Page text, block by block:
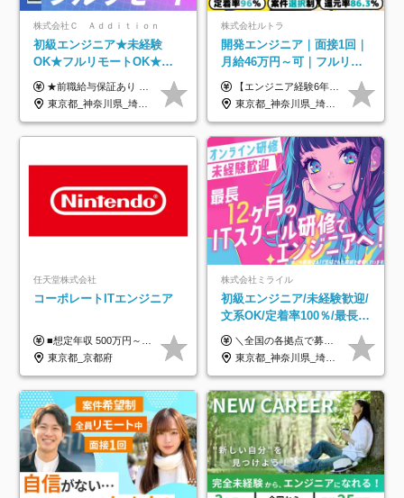
株式会社Ｃ Ａｄｄｉｔｉｏｎ
初級エンジニア★未経験
OK★フルリモートOK★月
給32万円～★残業月10h＆
年休120日以上★副業可
★前職給与保証あり ★月給32万円以上＋インセンティブあり 月給32万円以上＋インセンティブ＋各種手当 ※上記には固定残業代（月30時間・44,400円～）を含みます ※超過分は別途支給します ※試用期間はございません ★＼成果＝あなたの収入／★ 【1】案件単価ー8万円＝あなたの給与 参画したプロジェクトの案件単価から 一律8万円引いた金額があなたの給与です！ （月給例） ■1人称での構築・小規模な詳細設計 案件単価55万円ー8万円＝月給47万円（還元率85.5%） ■大型案件の設計・構築やプロジェクト管理 案件単価90万円ー8万円＝月給82万円（還元率91.1%） ‥‥‥‥‥‥‥‥‥‥‥‥‥‥‥‥‥‥ 【2】月給の他にも豊富なインセンティブあり 全員が月3～13万円のインセンティブをゲットしています！ ≪インセンティブ制度≫ 稼働している現場で増員・交代が発生し、 当社の人員を配属が決定した際に支給。 ◇C Addition正社員が参画 ：実粗利の10%／毎月 ◇協力会社所属の社員が参画：実粗利の30%／毎月 ≪リファラル制度≫ あなたの知り合いが当社のメンバーになった際に、 毎月1人あたり2万円支給します◎ ‥‥‥‥‥‥‥‥‥‥‥‥‥‥‥‥‥‥
東京都_神奈川県_埼玉県_千葉県_大阪府_愛知県_北海道_青森県_岩手県_宮城県_秋田県_山形県_福島県_茨城県_栃木県_群馬県_新潟県_山梨県_長野県_富山県_石川県_福井県_静岡県_岐阜県_三重県_兵庫県_京都府_滋賀県_奈良県_和歌山県_広島県_岡山県_鳥取県_島根県_山口県_徳島県_香川県_愛媛県_高知県_福岡県_熊本県_佐賀県_長崎県_大分県_宮崎県_鹿児島県_沖縄県
株式会社ルトラ
開発エンジニア｜面接1回｜
月給46万円～可｜フルリモ
ートも可｜案件選択制｜定
着率96％以上｜副業OK｜住
宅手当
【エンジニア経験6年以上の方】 月給46万円～100万円（固定残業代含む） ※上記月給には月30時間分の固定残業代（月8万7,400円～月19万円）を含む。超過分は全額支給。 【エンジニア経験4年以上の方】 月給42万円～100万円（固定残業代含む） ※上記月給には月30時間分の固定残業代（月7万9,800円～月19万円）を含む。超過分は全額支給。 【エンジニア経験4年未満の方】 月給38万円～100万円（固定残業代含む） ※上記月給には月30時間分の固定残業代（月7万2,200円～月19万円）を含む。超過分は全額支給。 ※経験、スキル、前職給与などを踏まえて決定。 ◆ルトラの給与制度のポイント！◆ ・社員の95%が入社時に年収UP！最高で300万円UPの実績も ・平均還元率86.3%（交通費・住宅手当・会社負担分の社保も含む） ・人柄やポテンシャルを評価し、スキル以上の希望年収を提示することも ・退職金制度やリファラル手当（平均50万円）あり
東京都_神奈川県_埼玉県_千葉県_大阪府_愛知県_北海道_青森県_岩手県_宮城県_秋田県_山形県_福島県_茨城県_栃木県_群馬県_新潟県_山梨県_長野県_富山県_石川県_福井県_静岡県_岐阜県_三重県_兵庫県_京都府_滋賀県_奈良県_和歌山県_広島県_岡山県_鳥取県_島根県_山口県_徳島県_香川県_愛媛県_高知県_福岡県_熊本県_佐賀県_長崎県_大分県_宮崎県_鹿児島県_沖縄県
任天堂株式会社
コーポレートITエンジニア
■想定年収 500万円～900万円 月給制 月給278,000円～ ※残業が発生した場合、残業代を別途全額支給します ※試用期間2ヶ月あり(待遇や給与に差異はありません)
東京都_京都府
株式会社ミライル
初級エンジニア/未経験歓迎/
文系OK/定着率100％/最長1
年の自社ITスクール研修あ
り/年休130日
＼全国の各拠点で募集中！／ 給与は以下の通り、勤務地により異なります。 札幌：月給23万円～27万円 仙台：月給22万円～26万円 新潟：月給22万円～26万円 東京：月給26万円～30万円 大阪：月給24万円～29万円 福岡：月給23.5万円～27万円 沖縄：月給21万円～26万円 ◎給与は知識や経験を考慮して決定します。 ◎残業は別途全額支給します。 ◎試用期間12カ月あり（給与は以下の通りです。その他条件に変更はありません） （試用期間の給与） 札幌：月給18.6万円～ 仙台：月給19万円～ 新潟：月給18万円～ 東京：月給22万円～ 大阪：月給20.8万円～ 福岡：月給19万円～ 沖縄：月給18万円～
東京都_神奈川県_埼玉県_千葉県_大阪府_愛知県_北海道_青森県_岩手県_宮城県_秋田県_山形県_福島県_茨城県_栃木県_群馬県_新潟県_山梨県_長野県_富山県_石川県_福井県_静岡県_岐阜県_三重県_兵庫県_京都府_滋賀県_奈良県_和歌山県_広島県_岡山県_鳥取県_島根県_山口県_徳島県_香川県_愛媛県_高知県_福岡県_熊本県_佐賀県_長崎県_大分県_宮崎県_鹿児島県_沖縄県